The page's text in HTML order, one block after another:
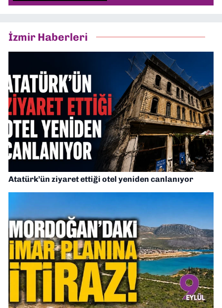
İzmir Haberleri
Atatürk’ün ziyaret ettiği otel yeniden canlanıyor